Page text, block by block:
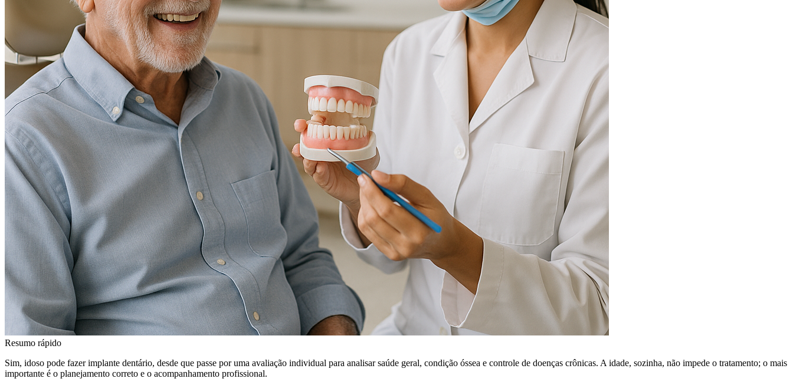
Resumo rápido
Sim, idoso pode fazer implante dentário, desde que passe por uma avaliação individual para analisar saúde geral, condição óssea e controle de doenças crônicas. A idade, sozinha, não impede o tratamento; o mais
importante é o planejamento correto e o acompanhamento profissional.